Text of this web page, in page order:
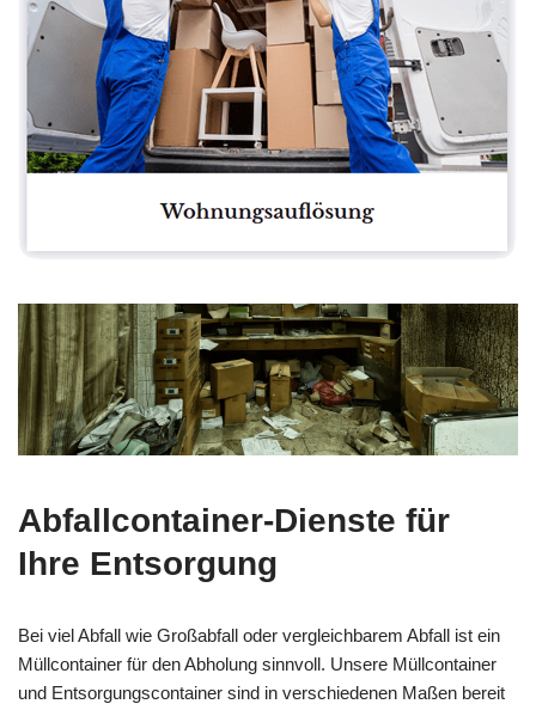
Abfallcontainer-Dienste für
Ihre Entsorgung
Bei viel Abfall wie Großabfall oder vergleichbarem Abfall ist ein
Müllcontainer für den Abholung sinnvoll. Unsere Müllcontainer
und Entsorgungscontainer sind in verschiedenen Maßen bereit